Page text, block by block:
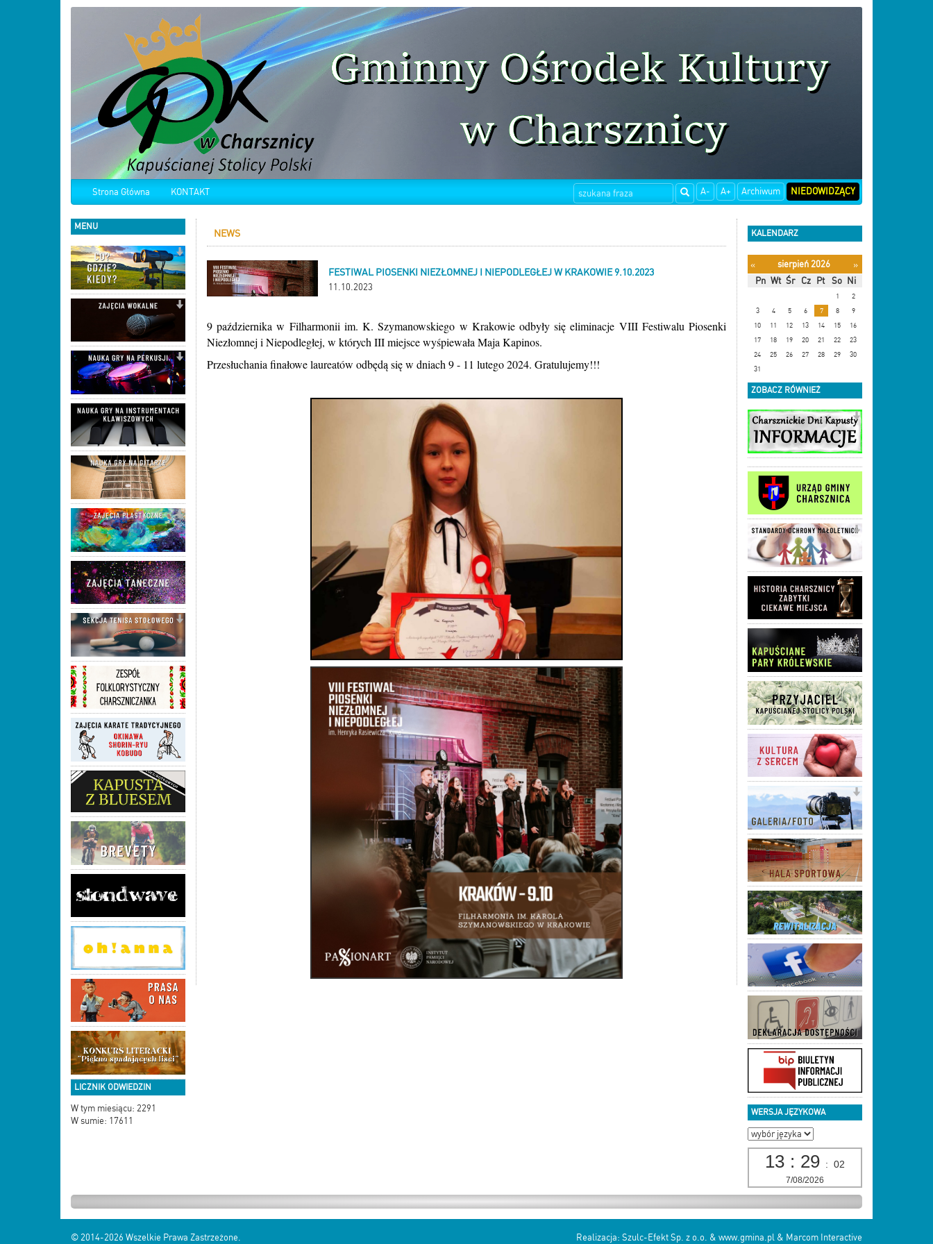
Strona Główna KONTAKT A- A+ Archiwum NIEDOWIDZĄCY
MENU
LICZNIK ODWIEDZIN
W tym miesiącu: 2291
W sumie: 17611
NEWS
FESTIWAL PIOSENKI NIEZŁOMNEJ I NIEPODLEGŁEJ W KRAKOWIE 9.10.2023
11.10.2023
9 października w Filharmonii im. K. Szymanowskiego w Krakowie odbyły się eliminacje VIII Festiwalu Piosenki
Niezłomnej i Niepodległej, w których III miejsce wyśpiewała Maja Kapinos.
Przesłuchania finałowe laureatów odbędą się w dniach 9 - 11 lutego 2024. Gratulujemy!!!
KALENDARZ
« sierpień 2026
»
Pn Wt Śr Cz Pt So Ni
1
2
3
4 5 6 7 8
9
10
11 12 13 14 15
16
17
18 19 20 21 22
23
24
25 26 27 28 29
30
31
ZOBACZ RÓWNIEŻ
WERSJA JĘZYKOWA
13 : 29 : 03
7/08/2026
© 2014-2026 Wszelkie Prawa Zastrzeżone. Realizacja: Szulc-Efekt Sp. z o.o. & www.gmina.pl & Marcom Interactive